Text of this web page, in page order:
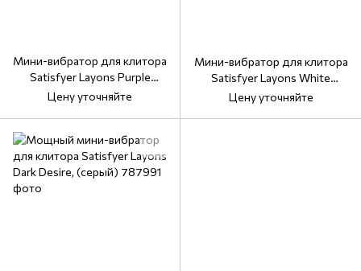
Мини-вибратор для клитора
Satisfyer Layons Purple
Pleasure, (пурпурный)
Цену уточняйте
Мини-вибратор для клитора
Satisfyer Layons White
Temptation
Цену уточняйте